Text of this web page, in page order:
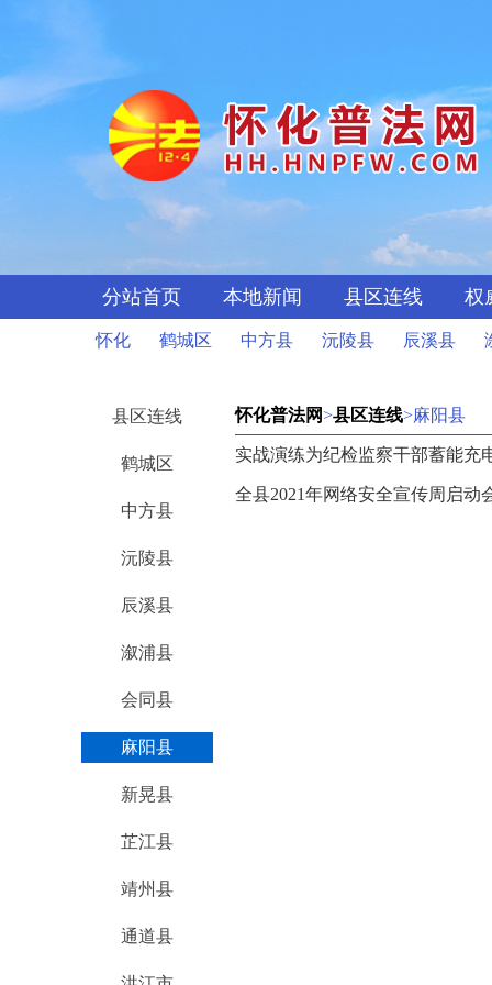
分站首页 本地新闻 县区连线 权
怀化 鹤城区 中方县 沅陵县 辰溪县
县区连线
鹤城区
中方县
沅陵县
辰溪县
溆浦县
会同县
麻阳县
新晃县
芷江县
靖州县
通道县
怀化普法网>县区连线>麻阳县
实战演练为纪检监察干部蓄能充
全县2021年网络安全宣传周启动